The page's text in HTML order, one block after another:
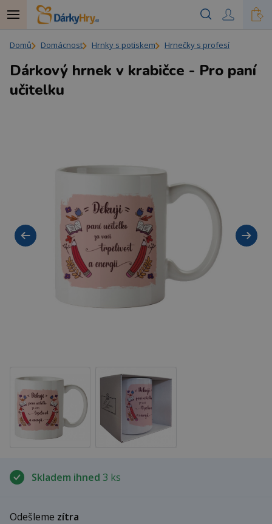
Domů Domácnost Hrnky s potiskem Hrnečky s profesí
Skladem ihned 3 ks
Odešleme zítra
Dárkový hrnek v krabičce - Pro paní
učitelku